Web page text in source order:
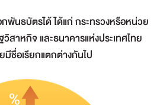
พันธบัตรได้ ได้แก่ กระทรวงหรือหน่วย
สาหกิจ และธนาคารแห่งประเทศไทย
มีชื่อเรียกแตกต่างกันไป